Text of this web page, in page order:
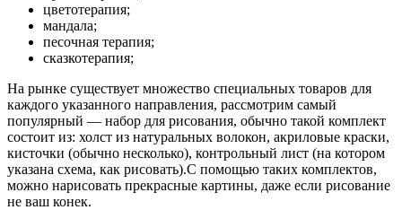
цветотерапия;
мандала;
песочная терапия;
сказкотерапия;
На рынке существует множество специальных товаров для
каждого указанного направления, рассмотрим самый
популярный — набор для рисования, обычно такой комплект
состоит из: холст из натуральных волокон, акриловые краски,
кисточки (обычно несколько), контрольный лист (на котором
указана схема, как рисовать).С помощью таких комплектов,
можно нарисовать прекрасные картины, даже если рисование
не ваш конек.